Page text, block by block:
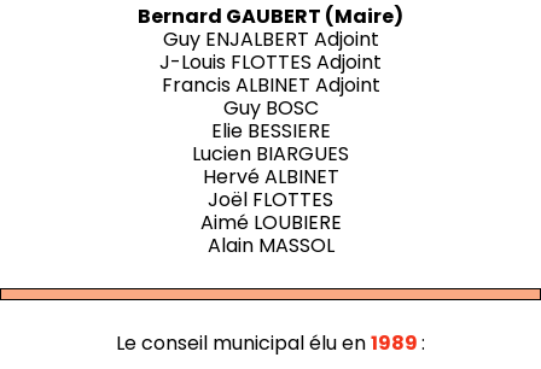
Bernard GAUBERT (Maire)
Guy ENJALBERT Adjoint
J-Louis FLOTTES Adjoint
Francis ALBINET Adjoint
Guy BOSC
Elie BESSIERE
Lucien BIARGUES
Hervé ALBINET
Joël FLOTTES
Aimé LOUBIERE
Alain MASSOL
Le conseil municipal élu en1989: